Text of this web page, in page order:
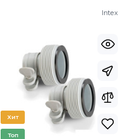
Intex
Хит
Топ